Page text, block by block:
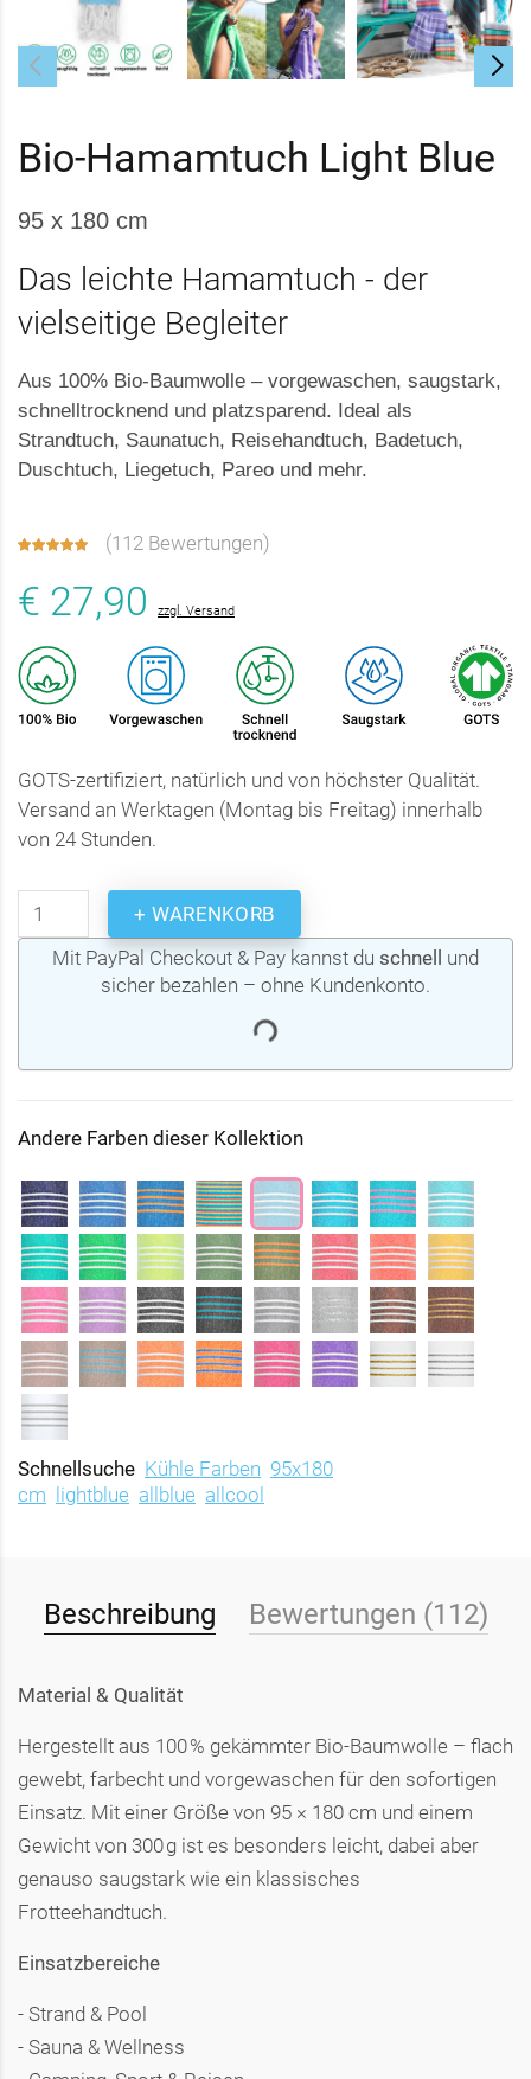
Bio-Hamamtuch Light Blue
95 x 180 cm
Das leichte Hamamtuch - der
vielseitige Begleiter
Aus 100% Bio-Baumwolle – vorgewaschen, saugstark,
schnelltrocknend und platzsparend. Ideal als
Strandtuch, Saunatuch, Reisehandtuch, Badetuch,
Duschtuch, Liegetuch, Pareo und mehr.
(112 Bewertungen)
€ 27,90 zzgl. Versand
GOTS-zertifiziert, natürlich und von höchster Qualität.
Versand an Werktagen (Montag bis Freitag) innerhalb
von 24 Stunden.
+ WARENKORB
Mit PayPal Checkout & Pay kannst du schnell
und
sicher bezahlen – ohne Kundenkonto.
Andere Farben dieser Kollektion
Schnellsuche Kühle Farben 95x180
cm
lightblue allblue allcool
Beschreibung Bewertungen (112)
Material & Qualität
Hergestellt aus 100 % gekämmter Bio-Baumwolle – flach
gewebt, farbecht und vorgewaschen für den sofortigen
Einsatz. Mit einer Größe von 95 × 180 cm und einem
Gewicht von 300 g ist es besonders leicht, dabei aber
genauso saugstark wie ein klassisches
Frotteehandtuch.
Einsatzbereiche
- Strand & Pool
- Sauna & Wellness